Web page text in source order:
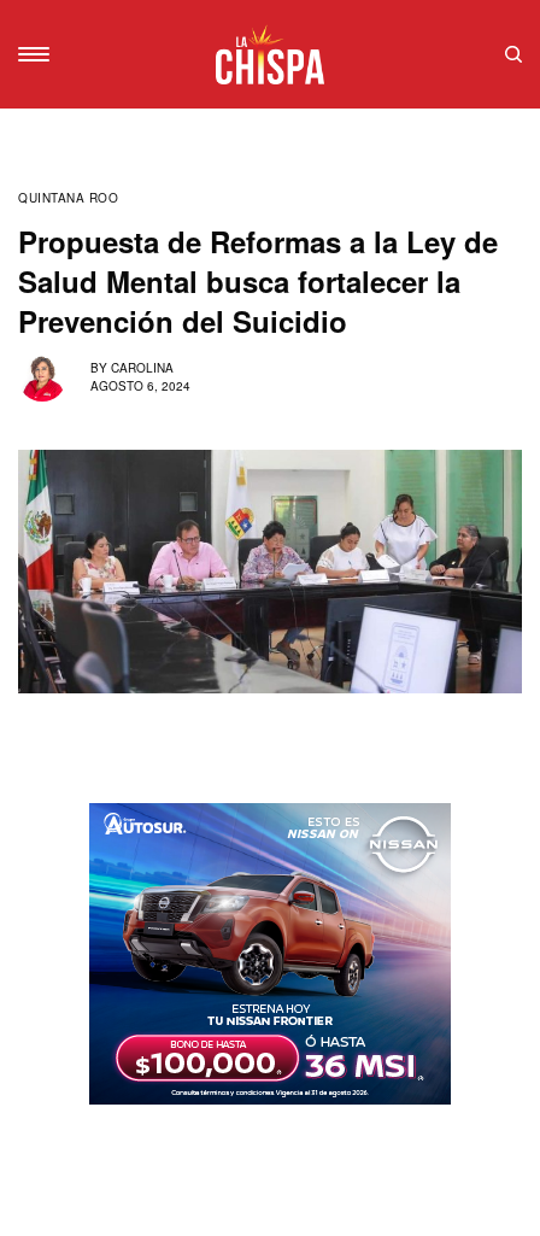
QUINTANA ROO
Propuesta de Reformas a la Ley de
Salud Mental busca fortalecer la
Prevención del Suicidio
BY CAROLINA
AGOSTO 6, 2024